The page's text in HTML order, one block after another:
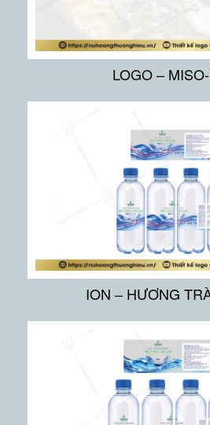
LOGO –
ION – HƯƠNG